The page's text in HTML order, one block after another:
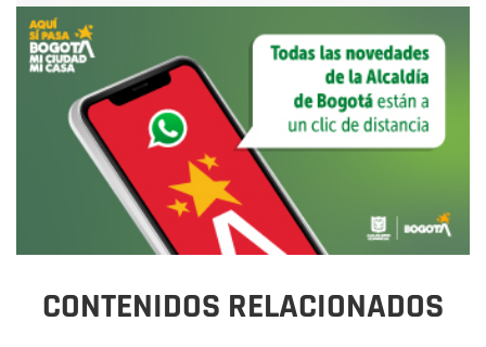
CONTENIDOS RELACIONADOS